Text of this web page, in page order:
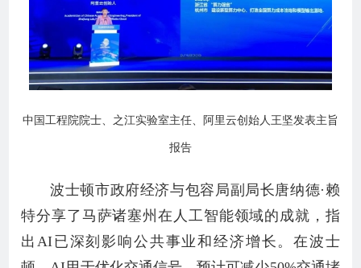
中国工程院院士、之江实验室主任、阿里云创始人王坚发表主旨
报告
波士顿市政府经济与包容局副局长唐纳德·赖
特分享了马萨诸塞州在人工智能领域的成就，指
出AI已深刻影响公共事业和经济增长。在波士